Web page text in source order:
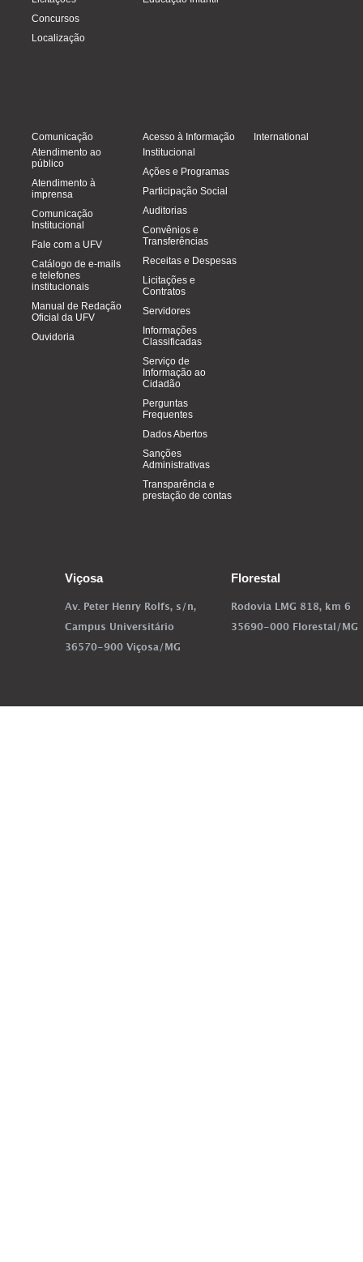
Concursos
Localização
Comunicação
Atendimento ao
público
Atendimento à
imprensa
Comunicação
Institucional
Fale com a UFV
Catálogo de e-mails
e telefones
institucionais
Manual de Redação
Oficial da UFV
Ouvidoria
Acesso à Informação
Institucional
Ações e Programas
Participação Social
Auditorias
Convênios e
Transferências
Receitas e Despesas
Licitações e
Contratos
Servidores
Informações
Classificadas
Serviço de
Informação ao
Cidadão
Perguntas
Frequentes
Dados Abertos
Sanções
Administrativas
Transparência e
prestação de contas
International
Viçosa
Av. Peter Henry Rolfs, s/n,
Campus Universitário
36570-900 Viçosa/MG
Florestal
Rodovia LMG 818, km 6
35690-000 Florestal/MG